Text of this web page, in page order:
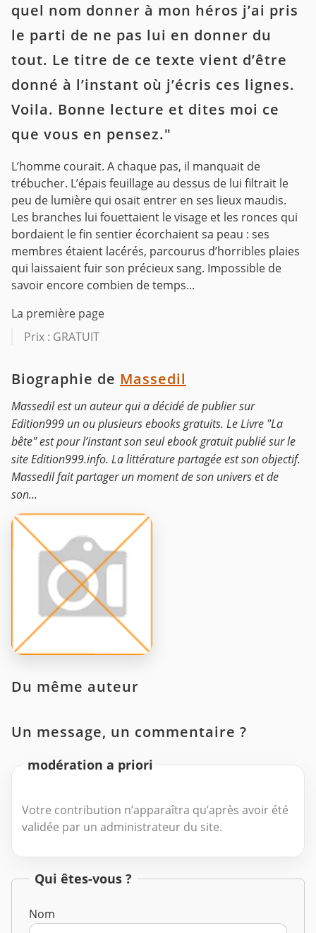
quel nom donner à mon héros j’ai pris
le parti de ne pas lui en donner du
tout. Le titre de ce texte vient d’être
donné à l’instant où j’écris ces lignes.
Voila. Bonne lecture et dites moi ce
que vous en pensez."
L’homme courait. A chaque pas, il manquait de
trébucher. L’épais feuillage au dessus de lui filtrait le
peu de lumière qui osait entrer en ses lieux maudis.
Les branches lui fouettaient le visage et les ronces qui
bordaient le fin sentier écorchaient sa peau : ses
membres étaient lacérés, parcourus d’horribles plaies
qui laissaient fuir son précieux sang. Impossible de
savoir encore combien de temps...
La première page
Prix : GRATUIT
Biographie de Massedil
Massedil est un auteur qui a décidé de publier sur
Edition999 un ou plusieurs ebooks gratuits. Le Livre "La
bête" est pour l’instant son seul ebook gratuit publié sur le
site Edition999.info. La littérature partagée est son objectif.
Massedil fait partager un moment de son univers et de
son...
Du même auteur
Un message, un commentaire ?
modération a priori
Votre contribution n’apparaîtra qu’après avoir été
validée par un administrateur du site.
Qui êtes-vous ?
Nom